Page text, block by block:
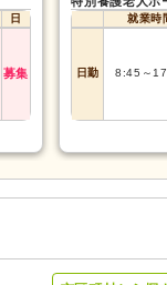
日
募集
就業時
日勤 8:45 ～